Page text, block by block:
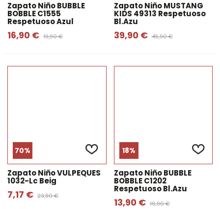
Zapato Niño BUBBLE
BOBBLE C1555
Respetuoso Azul
16,90 € 19,90 €
Zapato Niño MUSTANG
KIDS 49313 Respetuoso
Bl.azu
39,90 € 45,90 €
70%
Zapato Niño VULPEQUES
1032-Lc Beig
7,17 € 23,90 €
18%
Zapato Niño BUBBLE
BOBBLE C1202
Respetuoso Bl.azu
13,90 € 16,90 €